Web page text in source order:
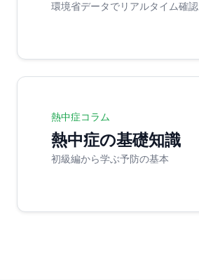
環境省データでリアルタイム確認
熱中症コラム
熱中症の基礎知識
初級編から学ぶ予防の基本